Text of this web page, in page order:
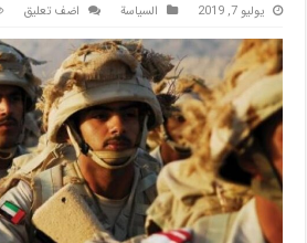
يوليو 7, 2019 السیاسة اضف تعليق